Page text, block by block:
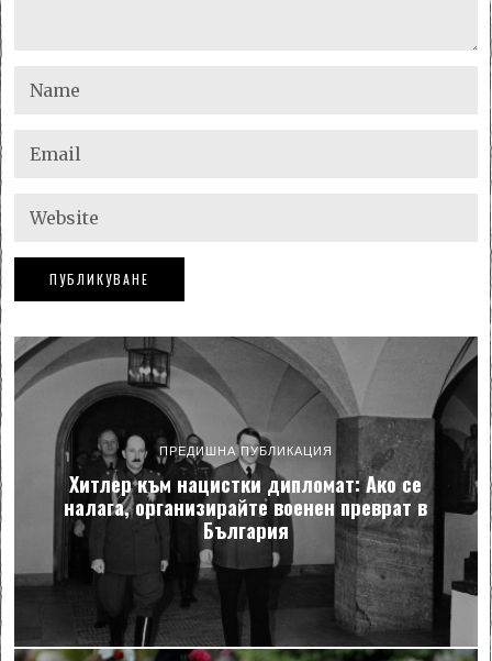
ПРЕДИШНА ПУБЛИКАЦИЯ
Хитлер към нацистки дипломат: Ако се
налага, организирайте военен преврат в
България